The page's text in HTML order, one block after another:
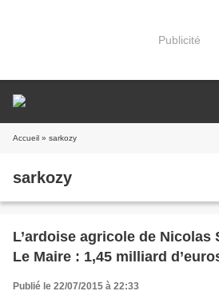
Publicité
Accueil » sarkozy
sarkozy
L’ardoise agricole de Nicolas
Le Maire : 1,45 milliard
Publié le 22/07/2015 à 22:33